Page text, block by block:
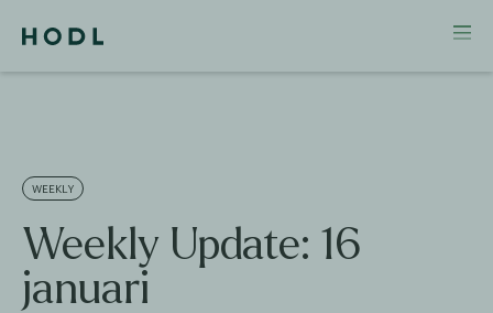
WEEKLY
Weekly Update: 16
januari